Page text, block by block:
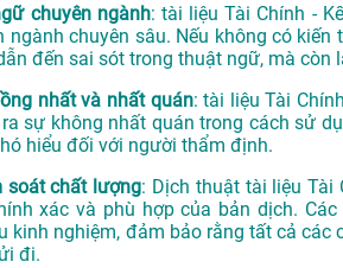
chuyên ngành: tài liệu Tài Chính -
ngành chuyên sâu. Nếu không có
đến sai sót trong thuật ngữ, mà
nhất và nhất quán: tài liệu Tài
sự không nhất quán trong cách sử
hiểu đối với người thẩm định.
soát chất lượng: Dịch thuật tài liệu Tài
xác và phù hợp của bản dịch.
kinh nghiệm, đảm bảo rằng tất cả
đi.